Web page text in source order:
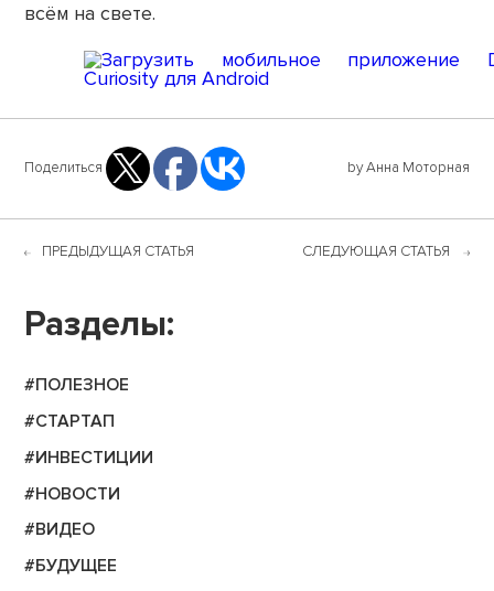
всём на свете.
Поделиться by Анна Моторная
ПРЕДЫДУЩАЯ СТАТЬЯ СЛЕДУЮЩАЯ СТАТЬЯ
Разделы:
#ПОЛЕЗНОЕ
#СТАРТАП
#ИНВЕСТИЦИИ
#НОВОСТИ
#ВИДЕО
#БУДУЩЕЕ